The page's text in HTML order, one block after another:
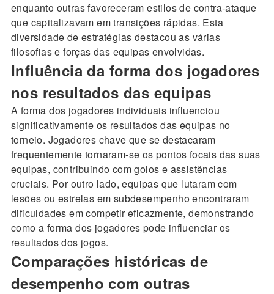
enquanto outras favoreceram estilos de contra-ataque
que capitalizavam em transições rápidas. Esta
diversidade de estratégias destacou as várias
filosofias e forças das equipas envolvidas.
Influência da forma dos jogadores
nos resultados das equipas
A forma dos jogadores individuais influenciou
significativamente os resultados das equipas no
torneio. Jogadores chave que se destacaram
frequentemente tornaram-se os pontos focais das suas
equipas, contribuindo com golos e assistências
cruciais. Por outro lado, equipas que lutaram com
lesões ou estrelas em subdesempenho encontraram
dificuldades em competir eficazmente, demonstrando
como a forma dos jogadores pode influenciar os
resultados dos jogos.
Comparações históricas de
desempenho com outras